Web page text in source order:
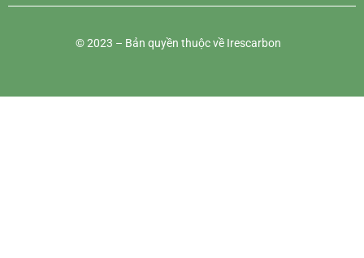
© 2023 – Bản quyền thuộc về Irescarbon